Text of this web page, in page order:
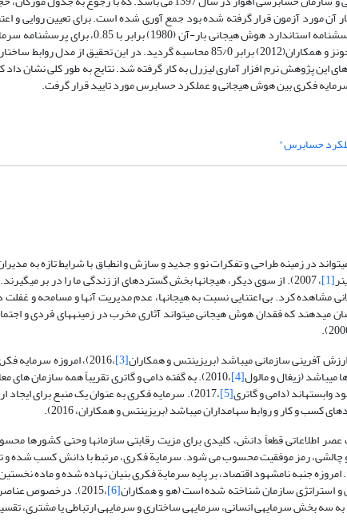
آن مورد آزمون قرار گرفته شده بود جمع آوری شده است. برای تعیین روایی و
پرسش نامه عملکرد حسابرسان امبروز جونز و همکاران(2012) برابر 85/0 محاسبه
این پژوهش نرم افزار آماری لیزرل به کار گرفته شد. نتایج به طور کلی نشان
فکری بین هوش هیجانی و عملکرد حسابرس مورد تایید قرار گرفت.
حسابرس"
در زمینه طراحی و تفکرات نو و جدید و سازش و انطباق با شرایط تازه به
[1] ، 2007). از سوی دیگر، هیجان­ها بخش گستردهای از زندگی ما را در بر
مشاهده کرد. بی اعتنایی نسبت به هیجان­ها، عدم مدیریت آن­ها و مسامحه و غفلت
می­دهند که فقدان هوش هیجانی می­تواند آثاری مخرب در زمینه­های فردی و
آفرینی سازمانی می­باشد (بریزینتس و همکاران[3] ،2016)، امروزه
می­باشد (زیغال و مالول[4] ،2010). به گفته دامی و گاتری تقریباً همه سازمان
وابسته­اند (دامی و گاتری[5] ،2017). سرمایه فکری به عنوان یک منبع برای
کسب و کار و روابط سهامداران می­باشد (بریزینتس و همکاران، 2016).
اطلاعاتی قطعاً دانش، کلیدی برای مزیت رقابتی سازمان­ها وحتی کشورها
جنبه نامشهود اقتصاد، بر پایه سرمایة فکری بنیان نهاده شده و ماده
و استراتژی سازمان شناخته شده است (هو و همکاران[6] ،2015). درخصوص
سه بخش سرمایه­ی انسانی، سرمایه­ی ساختاری و سرمایه­ی ارتباطی یا مشتری،